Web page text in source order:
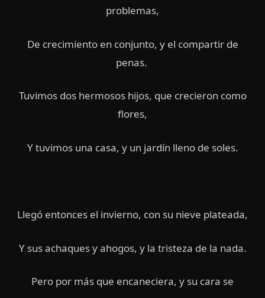
problemas,
De crecimiento en conjunto, y el compartir de
penas.
Tuvimos dos hermosos hijos, que crecieron como
flores,
Y tuvimos una casa, y un jardín lleno de soles.
Llegó entonces el invierno, con su nieve plateada,
Y sus achaques y ahogos, y la tristeza de la nada.
Pero por más que encaneciera, y su cara se